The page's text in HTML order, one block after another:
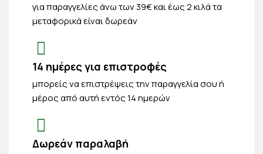
για παραγγελίες άνω των 39€ και έως 2 κιλά τα
μεταφορικά είναι δωρεάν
14 ημέρες για επιστροφές
μπορείς να επιστρέψεις την παραγγελία σου ή
μέρος από αυτή εντός 14 ημερών
Δωρεάν παραλαβή